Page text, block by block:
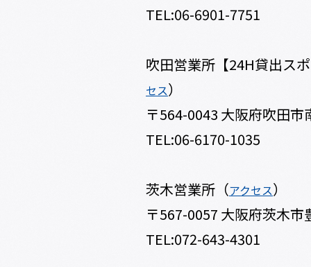
TEL:06-6901-7751
吹田営業所【24H貸出ス
セス）
〒564-0043 大阪府吹田市
TEL:06-6170-1035
茨木営業所（アクセス）
〒567-0057 大阪府茨木市
TEL:072-643-4301